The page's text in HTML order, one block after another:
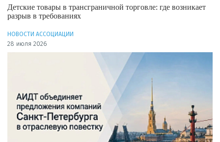
Детские товары в трансграничной торговле: где возникает
разрыв в требованиях
НОВОСТИ АССОЦИАЦИИ
28 июля 2026